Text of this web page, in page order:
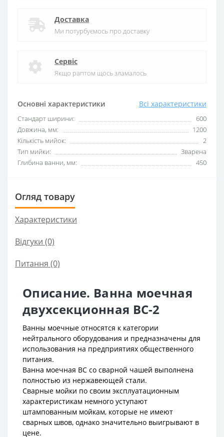
Основні характеристики Всі характеристики
Стандарт ширини:
600
Довжина, мм:
1200
Кількість мийок:
2
Тип мийки:
Зварена
Глибина ванни, мм:
450
Доставка
Ми потурбуємось про доставку
Сервіс
Якщо раптом щось зламалось
Огляд товару
Характеристики
Відгуки (0)
Питання (0)
Описание. Ванна моечная
двухсекционная ВС-2
Ванны моечные относятся к категории
нейтрального оборудования и предназначены для
использования на предприятиях общественного
питания.
Ванна моечная ВС со сварной чашей выполнена
полностью из нержавеющей стали.
Сварные мойки по своим эксплуатационным
характеристикам немного уступают
штампованным мойкам, которые не имеют
сварных швов, однако значительно выигрывают в
цене.